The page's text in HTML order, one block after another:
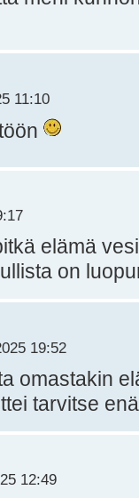
11:10
elämä
on
19:52
omastakin
tarvitse
12:49